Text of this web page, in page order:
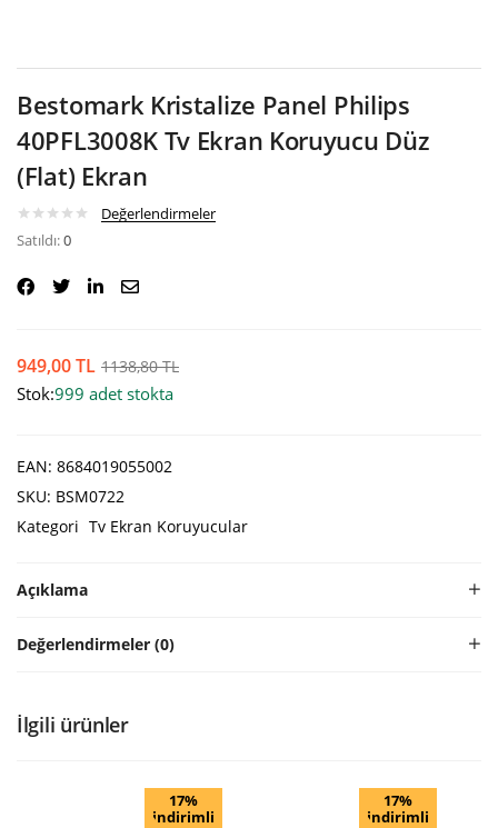
Bestomark Kristalize Panel Philips
40PFL3008K Tv Ekran Koruyucu Düz
(Flat) Ekran
Değerlendirmeler
Satıldı:0
949,00TL 1138,80TL
Stok:999 adet stokta
EAN: 8684019055002
SKU: BSM0722
Kategori Tv Ekran Koruyucular
Açıklama
Değerlendirmeler (0)
İlgili ürünler
17%
indirimli
17%
indirimli